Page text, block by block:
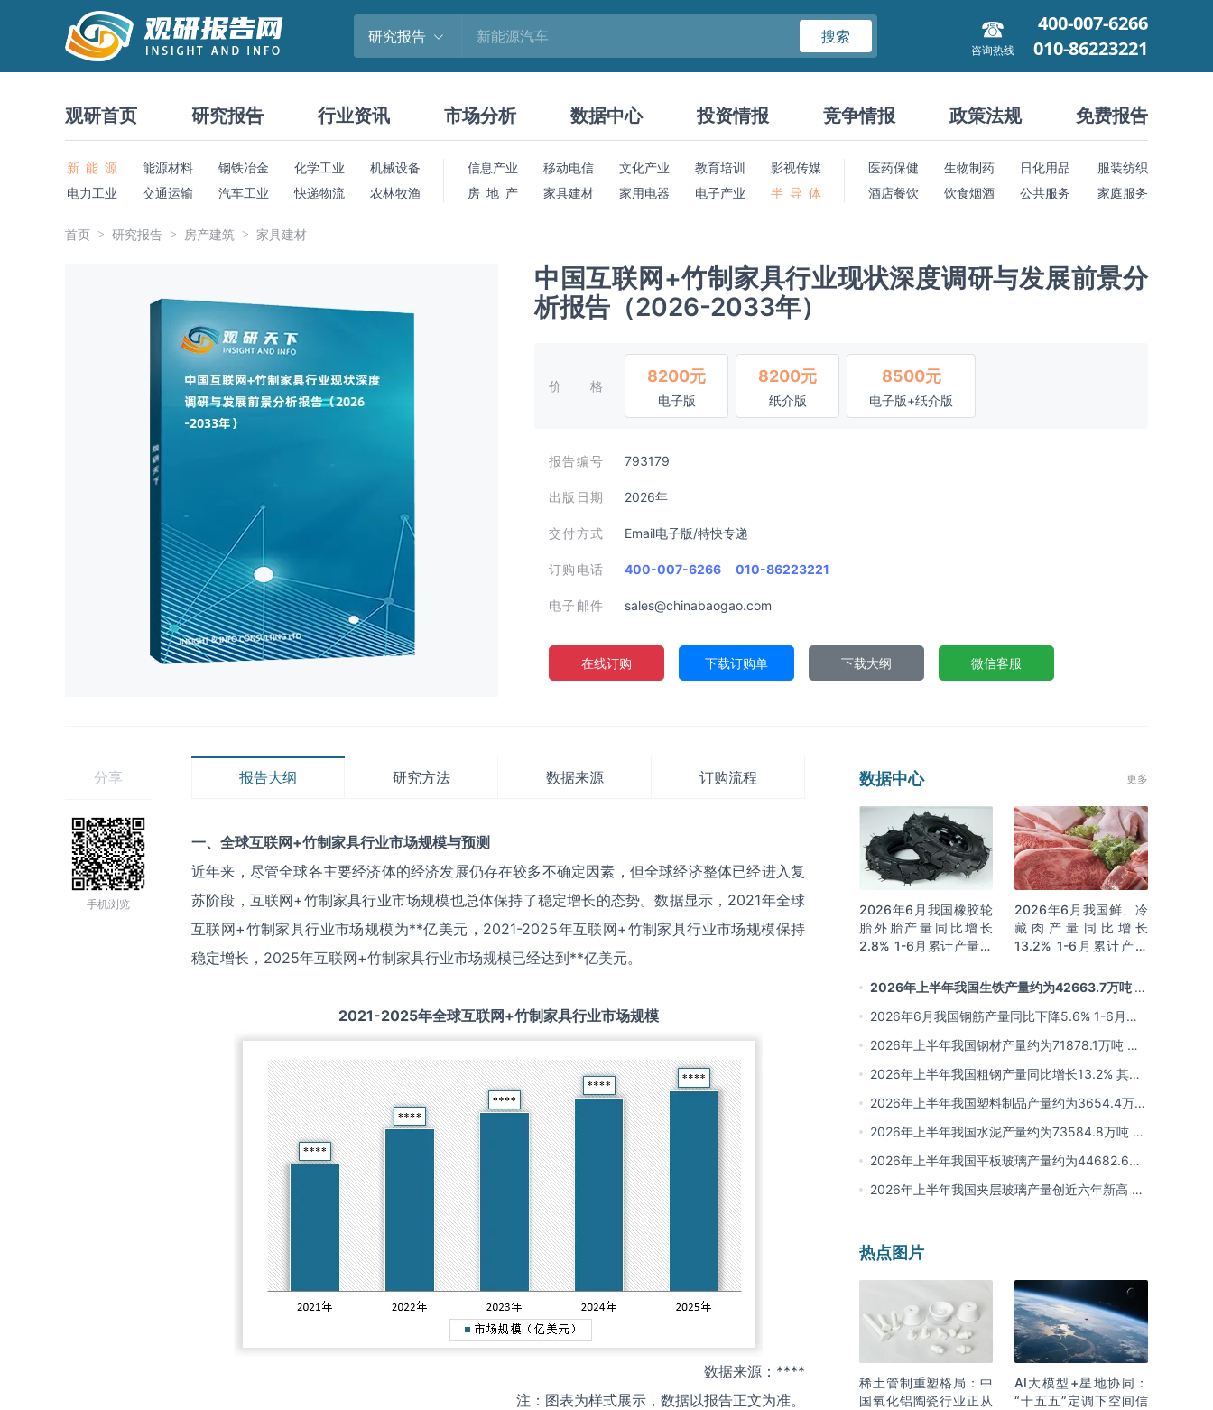
研究报告 搜索
咨询热线
400-007-6266
010-86223221
观研首页 研究报告 行业资讯 市场分析 数据中心 投资情报 竞争情报 政策法规 免费报告
新 能 源 能源材料 钢铁冶金 化学工业
机械设备
电力工业
交通运输 汽车工业 快递物流 农林牧渔
信息产业 移动电信 文化产业 教育培训
影视传媒
房 地 产
家具建材 家用电器 电子产业 半 导 体
医药保健 生物制药 日化用品
服装纺织
酒店餐饮
饮食烟酒 公共服务 家庭服务
首页 研究报告 房产建筑 家具建材
中国互联网+竹制家具行业现状深度调研与发展前景分
析报告（2026-2033年）
价格
8200元
电子版
8200元
纸介版
8500元
电子版+纸介版
报告编号 793179
出版日期 2026年
交付方式 Email电子版/特快专递
订购电话 400-007-6266 010-86223221
电子邮件 sales@chinabaogao.com
在线订购 下载订购单 下载大纲 微信客服
分享
手机浏览
报告大纲 研究方法 数据来源 订购流程
一、全球互联网+竹制家具行业市场规模与预测
近年来，尽管全球各主要经济体的经济发展仍存在较多不确定因素，但全球经济整体已经进入复
苏阶段，互联网+竹制家具行业市场规模也总体保持了稳定增长的态势。数据显示，2021年全球
互联网+竹制家具行业市场规模为**亿美元，2021-2025年互联网+竹制家具行业市场规模保持
稳定增长，2025年互联网+竹制家具行业市场规模已经达到**亿美元。
2021-2025年全球互联网+竹制家具行业市场规模
数据来源：****
注：图表为样式展示，数据以报告正文为准。
数据中心 更多
2026年6月我国橡胶轮
胎外胎产量同比增长
2.8% 1-6月累计产量同
2026年6月我国鲜、冷
藏肉产量同比增长
13.2% 1-6月累计产量
2026年上半年我国生铁产量约为42663.7万吨 同
比下降2.8% 其中河北产量占比22.7%排名第一
2026年6月我国钢筋产量同比下降5.6% 1-6月累
计产量同比下降10.7%
2026年上半年我国钢材产量约为71878.1万吨 同
比下降0.9% 其中河北以超亿吨产量排名第一
2026年上半年我国粗钢产量同比增长13.2% 其中
河北产量占比21.5%位居首位
2026年上半年我国塑料制品产量约为3654.4万吨
其中江苏、浙江产量分别占比18.9%、16.0%
2026年上半年我国水泥产量约为73584.8万吨 同
比下降8% 其中广东、浙江和安徽分别排名前三
2026年上半年我国平板玻璃产量约为44682.6万
重量箱 同比下降5.7% 其中河北产量最多 占比
2026年上半年我国夹层玻璃产量创近六年新高 约
热点图片
稀土管制重塑格局：中
国氧化铝陶瓷行业正从
AI大模型+星地协同：
“十五五”定调下空间信